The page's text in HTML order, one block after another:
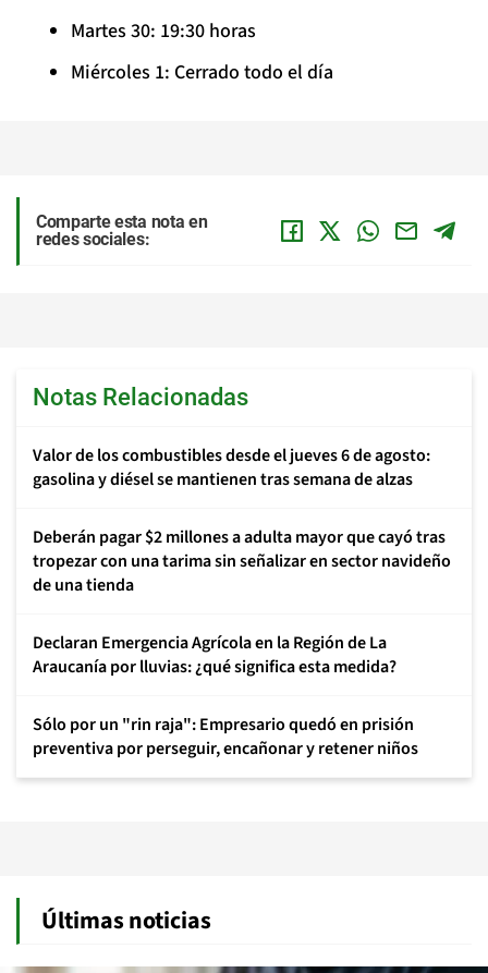
Martes 30: 19:30 horas
Miércoles 1: Cerrado todo el día
Comparte esta nota en
redes sociales:
Notas Relacionadas
Valor de los combustibles desde el jueves 6 de agosto:
gasolina y diésel se mantienen tras semana de alzas
Deberán pagar $2 millones a adulta mayor que cayó tras
tropezar con una tarima sin señalizar en sector navideño
de una tienda
Declaran Emergencia Agrícola en la Región de La
Araucanía por lluvias: ¿qué significa esta medida?
Sólo por un "rin raja": Empresario quedó en prisión
preventiva por perseguir, encañonar y retener niños
Últimas noticias